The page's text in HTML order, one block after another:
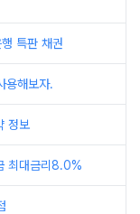
특판 채권
용해보자.
정보
최대금리8.0%